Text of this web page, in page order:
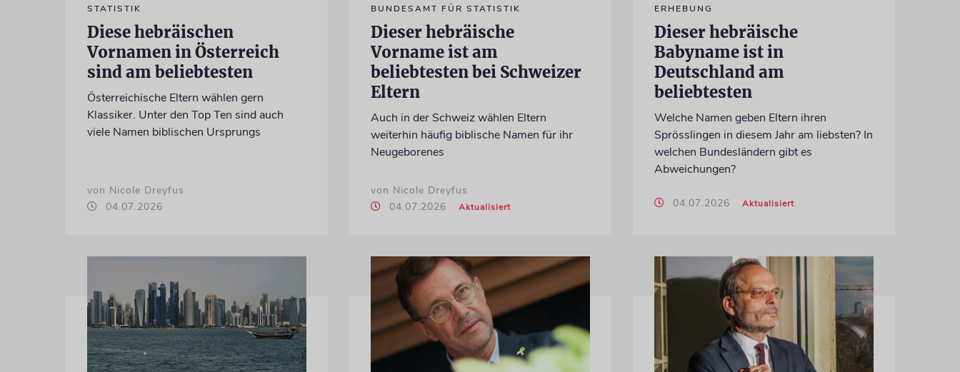
STATISTIK
Diese hebräischen
Vornamen in Österreich
sind am beliebtesten
Österreichische Eltern wählen gern
Klassiker. Unter den Top Ten sind auch
viele Namen biblischen Ursprungs
von Nicole Dreyfus
04.07.2026
BUNDESAMT FÜR STATISTIK
Dieser hebräische
Vorname ist am
beliebtesten bei Schweizer
Eltern
Auch in der Schweiz wählen Eltern
weiterhin häufig biblische Namen für ihr
Neugeborenes
von Nicole Dreyfus
04.07.2026
Aktualisiert
ERHEBUNG
Dieser hebräische
Babyname ist in
Deutschland am
beliebtesten
Welche Namen geben Eltern ihren
Sprösslingen in diesem Jahr am liebsten? In
welchen Bundesländern gibt es
Abweichungen?
04.07.2026 Aktualisiert